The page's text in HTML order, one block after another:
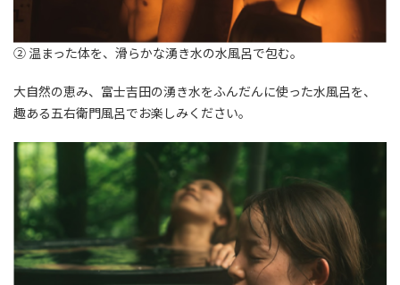
② 温まった体を、滑らかな湧き⽔の⽔⾵呂で包む。
⼤⾃然の恵み、富⼠吉⽥の湧き⽔をふんだんに使った⽔⾵呂を、
趣ある五右衛⾨⾵呂でお楽しみください。